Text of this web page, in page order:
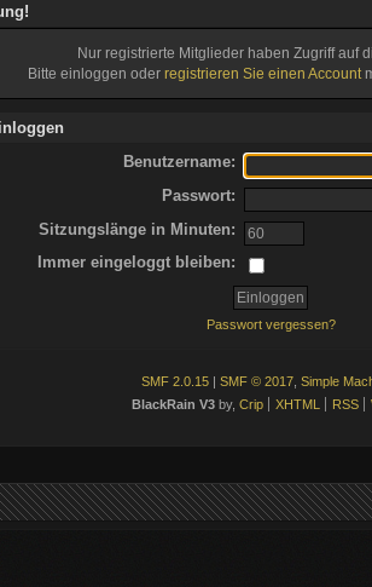
Nur registrierte Mitglieder haben Zugriff auf
Bitte einloggen oder registrieren Sie einen Account
Benutzername:
Passwort:
Sitzungslänge in Minuten:
Immer eingeloggt bleiben:
Passwort vergessen?
SMF 2.0.15 | SMF © 2017 Simple
BlackRain V3 by, Crip XHTML RSS